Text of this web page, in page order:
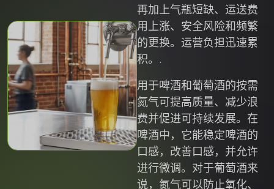
再加上气瓶短缺、运送费
用上涨、安全风险和频繁
的更换。运营负担迅速累
积。.
用于啤酒和葡萄酒的按需
氮气可提高质量、减少浪
费并促进可持续发展。在
啤酒中，它能稳定啤酒的
口感，改善口感，并允许
进行微调。对于葡萄酒来
说，氮气可以防止氧化、